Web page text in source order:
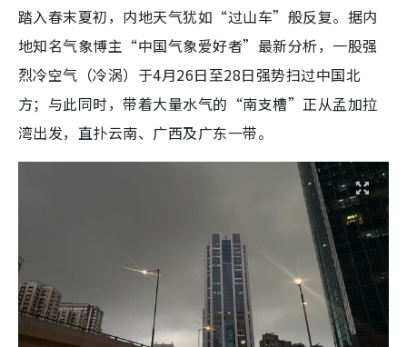
踏入春末夏初，内地天气犹如“过山车”般反复。据内
地知名气象博主“中国气象爱好者”最新分析，一股强
烈冷空气（冷涡）于4月26日至28日强势扫过中国北
方；与此同时，带着大量水气的“南支槽”正从孟加拉
湾出发，直扑云南、广西及广东一带。